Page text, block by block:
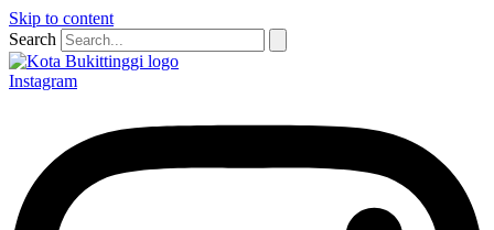
Skip to content
Search
Instagram